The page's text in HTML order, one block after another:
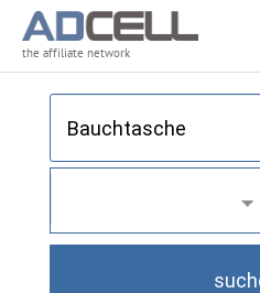
the affiliate network